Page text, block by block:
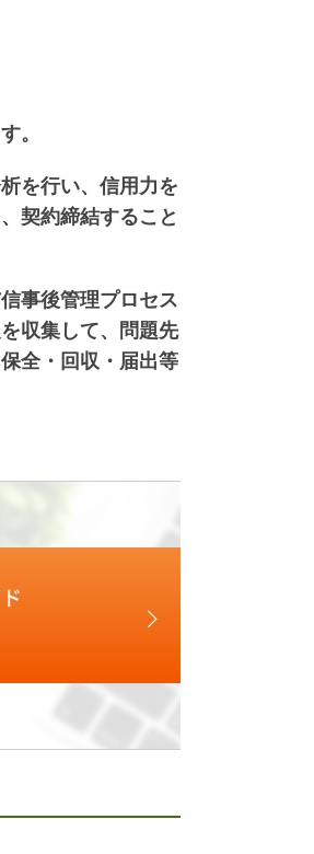
。
を行い、信用力を
契約締結すること
事後管理プロセス
収集して、問題先
全・回収・届出等